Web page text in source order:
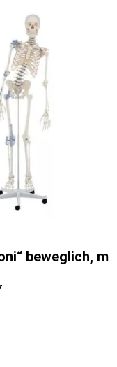
beweglich,